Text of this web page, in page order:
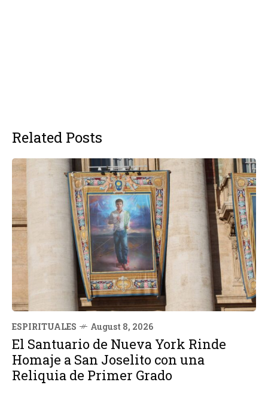
Related Posts
ESPIRITUALES August 8, 2026
El Santuario de Nueva York Rinde
Homaje a San Joselito con una
Reliquia de Primer Grado